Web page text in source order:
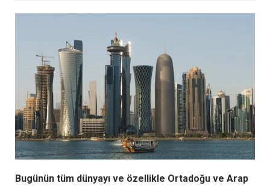
Bugünün tüm dünyayı ve özellikle Ortadoğu ve Arap